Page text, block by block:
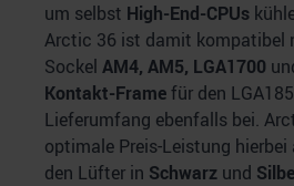
um selbst High-End-CPUs
Arctic 36 ist damit kompatibel
Sockel AM4, AM5, LGA1700
Kontakt-Framefür den
Lieferumfang ebenfalls bei.
optimale Preis-Leistung
den Lüfter in Schwarz und